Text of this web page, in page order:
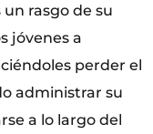
rasgo de su
jóvenes a
perder el
administrar su
a lo largo del